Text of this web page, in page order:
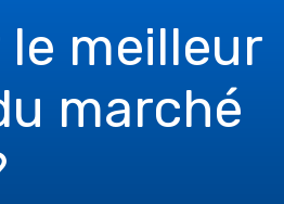
meilleur
marché